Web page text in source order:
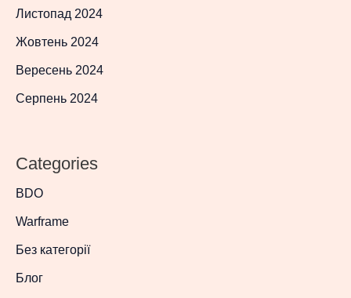
Листопад 2024
Жовтень 2024
Вересень 2024
Серпень 2024
Categories
BDO
Warframe
Без категорії
Блог